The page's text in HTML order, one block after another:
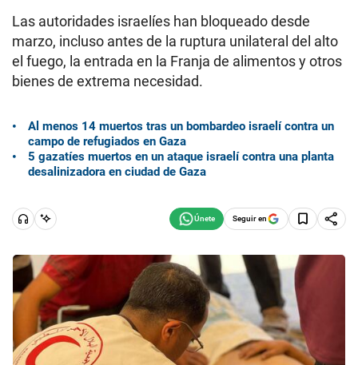
Las autoridades israelíes han bloqueado desde
marzo, incluso antes de la ruptura unilateral del alto
el fuego, la entrada en la Franja de alimentos y otros
bienes de extrema necesidad.
Al menos 14 muertos tras un bombardeo israelí contra un
campo de refugiados en Gaza
5 gazatíes muertos en un ataque israelí contra una planta
desalinizadora en ciudad de Gaza
Seguir en